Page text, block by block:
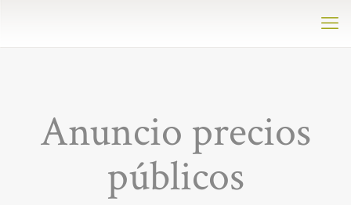
Anuncio precios
públicos